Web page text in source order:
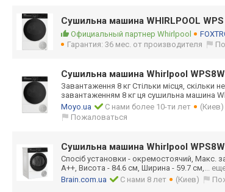
Сушильна машина WHIRLPOOL
Официальный партнер Whirlpool
Гарантия: 36 мес. от производителя
Сушильна машина Whirlpool
Завантаження 8 кг Стільки місця, скільки
завантаженням 8 кг ця сушильна машина
Moyo.ua
С нами более 10-ти лет (Киев)
Пожаловаться
Сушильна машина Whirlpool
Спосіб установки - окремостоячий, Макс.
А++, Висота - 84.6 см, Ширина - 59.7 см,...
Brain.com.ua
С нами 8 лет (Киев)